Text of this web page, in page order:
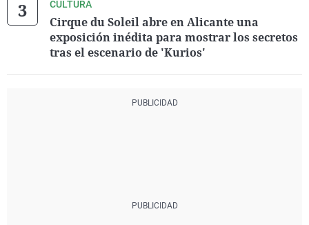
CULTURA
Cirque du Soleil abre en Alicante una
exposición inédita para mostrar los secretos
tras el escenario de 'Kurios'